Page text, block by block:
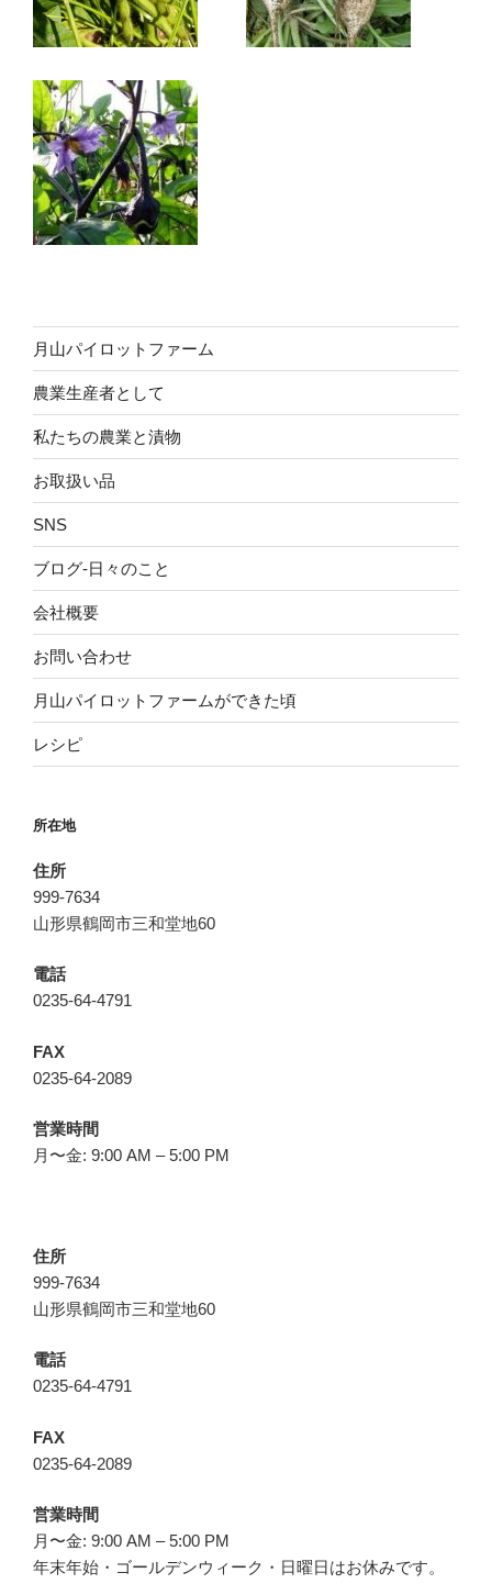
月山パイロットファーム
農業生産者として
私たちの農業と漬物
お取扱い品
SNS
ブログ-日々のこと
会社概要
お問い合わせ
月山パイロットファームができた頃
レシピ
所在地
住所
999-7634
山形県鶴岡市三和堂地60
電話
0235-64-4791
FAX
0235-64-2089
営業時間
月〜金: 9:00 AM – 5:00 PM
住所
999-7634
山形県鶴岡市三和堂地60
電話
0235-64-4791
FAX
0235-64-2089
営業時間
月〜金: 9:00 AM – 5:00 PM
年末年始・ゴールデンウィーク・日曜日はお休みです。